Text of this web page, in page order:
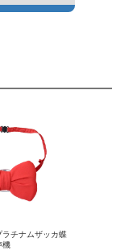
チナムザッカ蝶
機